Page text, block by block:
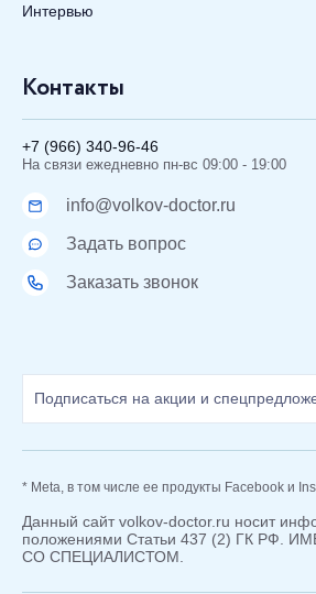
Интервью
Контакты
+7 (966) 340-96-46
На связи ежедневно пн-вс 09:00 - 19:00
info@volkov-doctor.ru
Задать вопрос
Заказать звонок
* Meta, в том числе ее продукты Facebook и
Данный сайт volkov-doctor.ru носит
положениями Статьи 437 (2) ГК
СО СПЕЦИАЛИСТОМ.